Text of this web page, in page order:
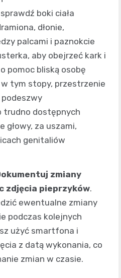
boki ciała
dłonie,
palcami i paznokcie
aby obejrzeć kark i
pomoc bliską osobę
w tym stopy, przestrzenie
podeszwy
trudno dostępnych
głowy, za uszami,
genitaliów
zmiany
zdjęcia pieprzyków.
ewentualne zmiany
podczas kolejnych
użyć smartfona i
z datą wykonania, co
zmian w czasie.